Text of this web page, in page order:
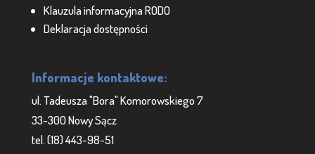
Klauzula informacyjna RODO
Deklaracja dostępności
Informacje kontaktowe:
ul. Tadeusza "Bora" Komorowskiego 7
33-300 Nowy Sącz
tel. (18) 443-98-51